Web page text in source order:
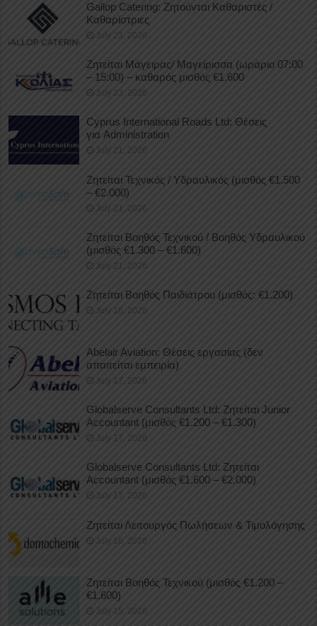
Gallop Catering: Ζητούνται Καθαριστές /
Καθαρίστριες
July 23, 2026
Ζητείται Μάγειρας/ Μαγείρισσα (ωράριο 07:00
– 15:00) – καθαρός μισθός €1.600
July 23, 2026
Cyprus International Roads Ltd: Θέσεις
για Administration
July 21, 2026
Ζητείται Τεχνικός / Υδραυλικός (μισθός €1.500
– €2.000)
July 21, 2026
Ζητείται Βοηθός Τεχνικού / Βοηθός Υδραυλικού
(μισθός €1.300 – €1.600)
July 21, 2026
Ζητείται Βοηθός Παιδιάτρου (μισθός: €1.200)
July 18, 2026
Abelair Aviation: Θέσεις εργασίας (δεν
απαιτείται εμπειρία)
July 17, 2026
Globalserve Consultants Ltd: Ζητείται Junior
Accountant (μισθός €1.200 – €1.300)
July 17, 2026
Globalserve Consultants Ltd: Ζητείται
Accountant (μισθός €1.600 – €2.000)
July 17, 2026
Ζητείται Λειτουργός Πωλήσεων & Τιμολόγησης
July 16, 2026
Ζητείται Βοηθός Τεχνικού (μισθός €1.200 –
€1.600)
July 15, 2026